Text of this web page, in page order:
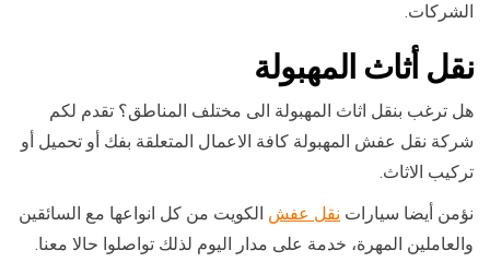
الشركات.
نقل أثاث المهبولة
هل ترغب بنقل اثاث المهبولة الى مختلف المناطق؟ تقدم لكم
شركة نقل عفش المهبولة كافة الاعمال المتعلقة بفك أو تحميل أو
تركيب الاثاث.
نؤمن أيضا سيارات نقل عفش الكويت من كل انواعها مع السائقين
والعاملين المهرة، خدمة على مدار اليوم لذلك تواصلوا حالا معنا.